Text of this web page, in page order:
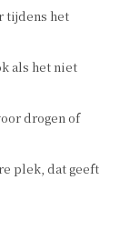
tijdens het
als het niet
drogen of
plek, dat geeft